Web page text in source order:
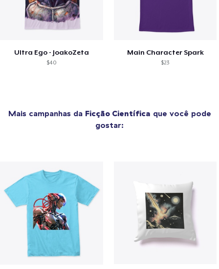
Ultra Ego - JoakoZeta
$40
Main Character Spark
$23
Mais campanhas da Ficção Científica que você pode
gostar: